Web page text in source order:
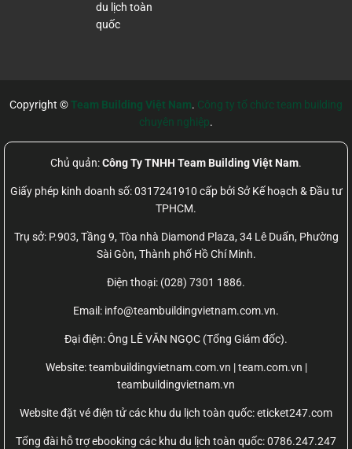
du lịch toàn
quốc
Copyright ©Team Building Việt Nam. Công ty tổ chức team building
chuyên nghiệp.
Chủ quản:Công Ty TNHH Team Building Việt Nam.
Giấy phép kinh doanh số: 0317241910 cấp bởi Sở Kế hoạch & Đầu tư
TPHCM.
Trụ sở: P.903, Tầng 9, Tòa nhà Diamond Plaza, 34 Lê Duẩn, Phường
Sài Gòn, Thành phố Hồ Chí Minh.
Điện thoại: (028) 7301 1886.
Email: info@teambuildingvietnam.com.vn.
Đại điện: Ông LÊ VĂN NGỌC (Tổng Giám đốc).
Website:teambuildingvietnam.com.vn | team.com.vn |
teambuildingvietnam.vn
Website đặt vé điện tử các khu du lịch toàn quốc: eticket247.com
Tổng đài hỗ trợ ebooking các khu du lịch toàn quốc: 0786.247.247